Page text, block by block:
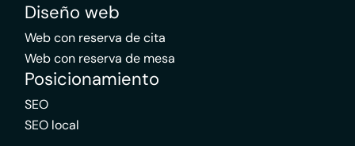
Diseño web
Web con reserva de cita
Web con reserva de mesa
Posicionamiento
SEO
SEO local